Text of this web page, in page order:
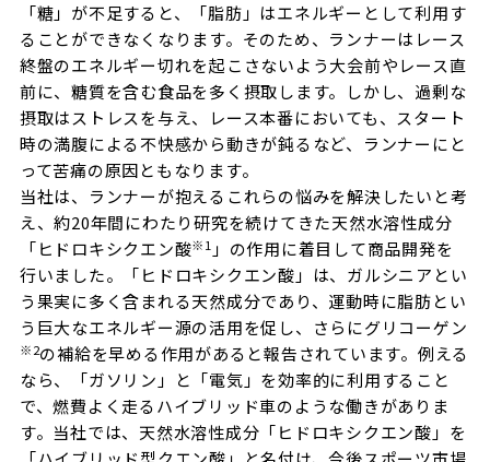
「糖」が不足すると、「脂肪」はエネルギーとして利用す
ることができなくなります。そのため、ランナーはレース
終盤のエネルギー切れを起こさないよう大会前やレース直
前に、糖質を含む食品を多く摂取します。しかし、過剰な
摂取はストレスを与え、レース本番においても、スタート
時の満腹による不快感から動きが鈍るなど、ランナーにと
って苦痛の原因ともなります。
当社は、ランナーが抱えるこれらの悩みを解決したいと考
え、約20年間にわたり研究を続けてきた天然水溶性成分
「ヒドロキシクエン酸※1 」の作用に着目して商品開発を
行いました。「ヒドロキシクエン酸」は、ガルシニアとい
う果実に多く含まれる天然成分であり、運動時に脂肪とい
う巨大なエネルギー源の活用を促し、さらにグリコーゲン
※2の補給を早める作用があると報告されています。例える
なら、「ガソリン」と「電気」を効率的に利用すること
で、燃費よく走るハイブリッド車のような働きがありま
す。当社では、天然水溶性成分「ヒドロキシクエン酸」を